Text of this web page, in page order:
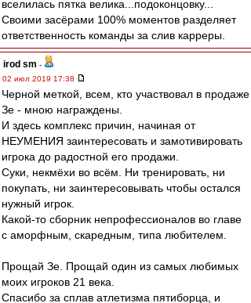
вселилась пятка велика...подоконцовку...
Своими засёрами 100% моментов разделяет
ответственность команды за слив карреры.
irod sm -
02 июл 2019 17:38
Черной меткой, всем, кто участвовал в продаже
Зе - мною награждены.
И здесь комплекс причин, начиная от
НЕУМЕНИЯ заинтересовать и замотивировать
игрока до радостной его продажи.
Суки, некмёхи во всём. Ни тренировать, ни
покупать, ни заинтересовывать чтобы остался
нужный игрок.
Какой-то сборник непрофессионалов во главе
с аморфным, скаредным, типа любителем.
Прощай Зе. Прощай один из самых любимых
моих игроков 21 века.
Спасибо за сплав атлетизма пятиборца, и